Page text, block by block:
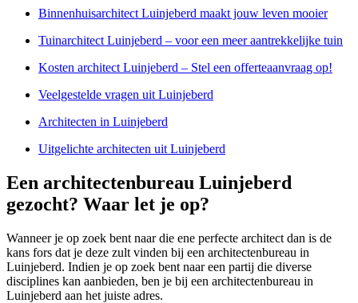
Binnenhuisarchitect Luinjeberd maakt jouw leven mooier
Tuinarchitect Luinjeberd – voor een meer aantrekkelijke tuin
Kosten architect Luinjeberd – Stel een offerteaanvraag op!
Veelgestelde vragen uit Luinjeberd
Architecten in Luinjeberd
Uitgelichte architecten uit Luinjeberd
Een architectenbureau Luinjeberd
gezocht? Waar let je op?
Wanneer je op zoek bent naar die ene perfecte architect dan is de
kans fors dat je deze zult vinden bij een architectenbureau in
Luinjeberd. Indien je op zoek bent naar een partij die diverse
disciplines kan aanbieden, ben je bij een architectenbureau in
Luinjeberd aan het juiste adres.